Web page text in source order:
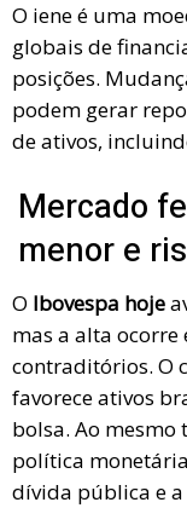
O iene é uma
globais de
posições.
podem gerar
de ativos,
Mercado
menor e
O Ibovespa hoje
mas a alta
contraditórios. O
favorece ativos
bolsa. Ao mesmo
política
dívida pública e